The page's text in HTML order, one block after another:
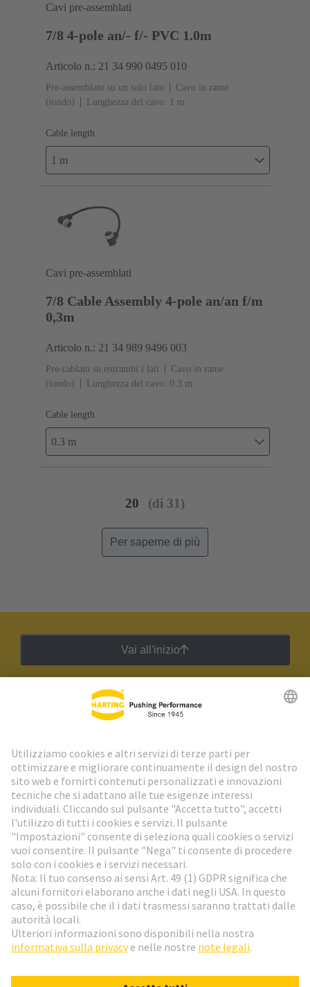
Cavi pre-assemblati
7/8 4-pole an/- f/- PVC 1.0m
Articolo n.: 21 34 990 0495 010
Pre-assemblato su un solo lato
Cavo in rame
(tondo)
Lunghezza del cavo: 1 m
Cable length
1 m
Cavi pre-assemblati
7/8 Cable Assembly 4-pole an/an f/m
0,3m
Articolo n.: 21 34 989 9496 003
Pre-cablato su entrambi i lati
Cavo in rame
(tondo)
Lunghezza del cavo: 0.3 m
Cable length
0.3 m
20 (di 31)
Per saperne di più
Vai all'inizio
Newsletter HARTING
Vai al registrazione
Social Media
Italia Italiano